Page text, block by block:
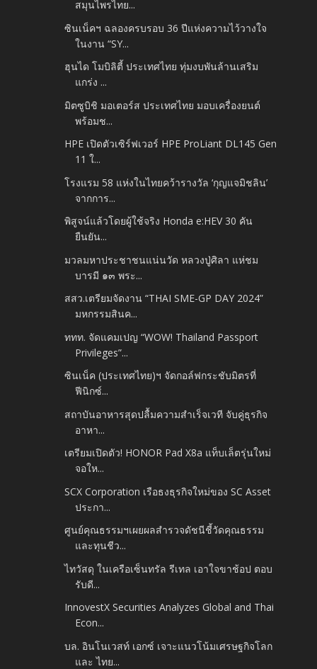
สมุนไพรไทย...
ซินเน็คฯ ฉลองครบรอบ 36 ปีแห่งความไว้วางใจ
ในงาน “SY...
ฮุนได โมบิลิตี้ ประเทศไทย ทุ่มงบพันล้านเสริม
แกร่ง ...
มิตซูบิชิ มอเตอร์ส ประเทศไทย มอบเครื่องยนต์
พร้อมช...
HPE เปิดตัวเซิร์ฟเวอร์ HPE ProLiant DL145 Gen
11 ใ...
โรงแรม 58 แห่งในไทยคว้ารางวัล ‘กุญแจมิชลิน’
จากการ...
พิสูจน์แล้วโดยผู้ใช้จริง Honda e:HEV 30 คัน
ยืนยัน...
มวลมหาประชาชนแน่นวัด หลวงปู่ศิลา แห่ชม
บารมี ๑๓ พระ...
สสว.เตรียมจัดงาน “THAI SME-GP DAY 2024”
มหกรรมสินค...
ททท. จัดแคมเปญ “WOW! Thailand Passport
Privileges”...
ซินเน็ค (ประเทศไทย)ฯ จัดกอล์ฟกระชับมิตรที่
ฟีนิกซ์...
สถาบันอาหารสุดปลื้มความสำเร็จเวที จับคู่ธุรกิจ
อาหา...
เตรียมเปิดตัว! HONOR Pad X8a แท็บเล็ตรุ่นใหม่
จอให...
SCX Corporation เรือธงธุรกิจใหม่ของ SC Asset
ประกา...
ศูนย์คุณธรรมฯเผยผลสำรวจดัชนีชี้วัดคุณธรรม
และทุนชีว...
ไทวัสดุ ในเครือเซ็นทรัล รีเทล เอาใจขาช้อป ตอบ
รับดี...
InnovestX Securities Analyzes Global and Thai
Econ...
บล. อินโนเวสท์ เอกซ์ เจาะแนวโน้มเศรษฐกิจโลก
และ ไทย...